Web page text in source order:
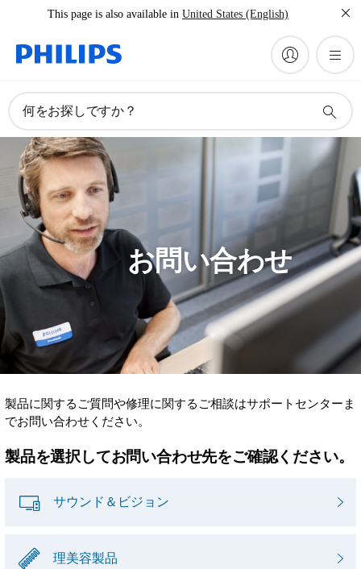
This page is also available in United States (English)
何をお探しですか？
お問い合わせ
製品に関するご質問や修理に関するご相談はサポートセンターま
でお問い合わせください。
製品を選択してお問い合わせ先をご確認ください。
サウンド＆ビジョン
理美容製品